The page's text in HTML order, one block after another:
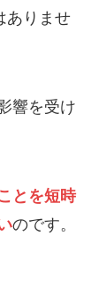
ありませ
響を受け
とを短時
のです。